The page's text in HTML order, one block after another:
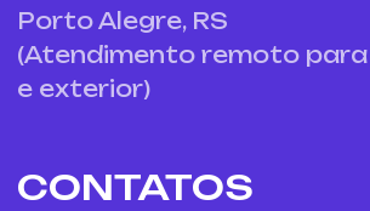
Porto Alegre, RS
(Atendimento remoto
e exterior)
CONTATOS